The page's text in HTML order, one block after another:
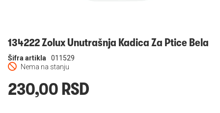
134222 Zolux Unutrašnja Kadica Za Ptice Bela
Nema na stanju
Šifra artikla 011529
230,00 RSD